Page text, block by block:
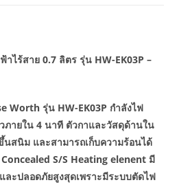
ไร้สาย 0.7 ลิตร รุ่น HW-EK03P –
Worth รุ่น HW-EK03P กำลังไฟ
ภายใน 4 นาที ตัวกาและวัสดุด้านใน
นสนิม และสามารถเก็บความร้อนได้
S/S Heating elenent มี
ละปลอดภัยสูงสุดเพราะมีระบบตัดไฟ